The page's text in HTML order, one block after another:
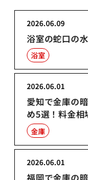
浴室の蛇口の
2026.06.09
浴室
愛知で金庫の
め5選！料金相
2026.06.01
金庫
福岡で金庫の
2026.06.01